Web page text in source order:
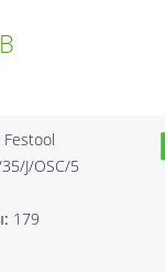
Festool
J/OSC/5
179